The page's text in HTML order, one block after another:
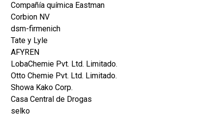
Compañía química Eastman
Corbion NV
dsm-firmenich
Tate y Lyle
AFYREN
LobaChemie Pvt. Ltd. Limitado.
Otto Chemie Pvt. Ltd. Limitado.
Showa Kako Corp.
Casa Central de Drogas
selko